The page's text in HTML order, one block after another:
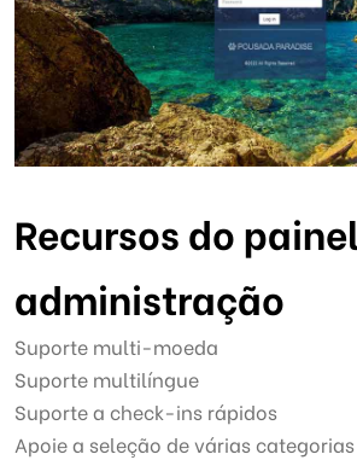
Recursos do
administração
Suporte multi-moeda
Suporte multilíngue
Suporte a check-ins rápidos
Apoie a seleção de várias